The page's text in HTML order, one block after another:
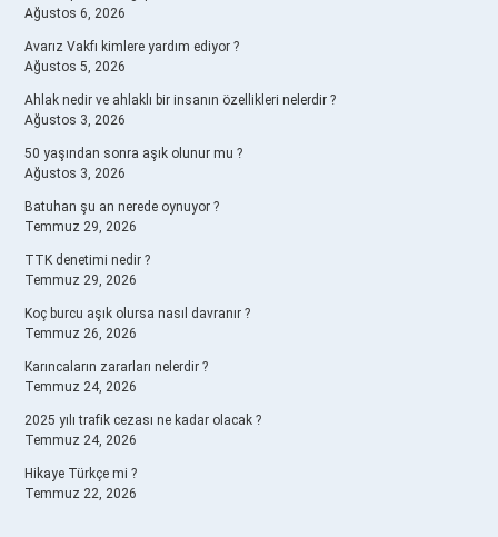
Ağustos 6, 2026
Avarız Vakfı kimlere yardım ediyor ?
Ağustos 5, 2026
Ahlak nedir ve ahlaklı bir insanın özellikleri nelerdir ?
Ağustos 3, 2026
50 yaşından sonra aşık olunur mu ?
Ağustos 3, 2026
Batuhan şu an nerede oynuyor ?
Temmuz 29, 2026
TTK denetimi nedir ?
Temmuz 29, 2026
Koç burcu aşık olursa nasıl davranır ?
Temmuz 26, 2026
Karıncaların zararları nelerdir ?
Temmuz 24, 2026
2025 yılı trafik cezası ne kadar olacak ?
Temmuz 24, 2026
Hikaye Türkçe mi ?
Temmuz 22, 2026